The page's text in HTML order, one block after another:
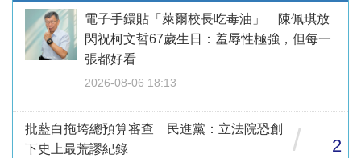
電子手鐶貼「萊爾校長吃毒油」 陳佩琪放
閃祝柯文哲67歲生日：羞辱性極強，但每一
張都好看
2026-08-06 18:13
批藍白拖垮總預算審查 民進黨：立法院恐創
下史上最荒謬紀錄
/ 2